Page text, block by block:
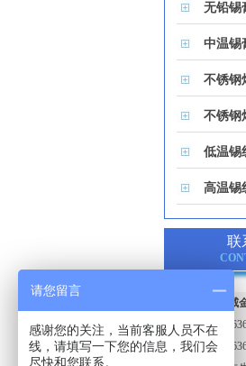
无铅锡
中温锡
不锈钢
不锈钢
低温锡
高温锡
联
江苏博蓝锡威
电话：0512-
传真：0512-
请您留言
感谢您的关注，当前客服人员不在
线，请填写一下您的信息，我们会
尽快和您联系。